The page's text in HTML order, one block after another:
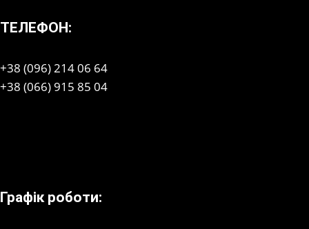
ТЕЛЕФОН:
+38 (096) 214 06 64
+38 (066) 915 85 04
Графік роботи: